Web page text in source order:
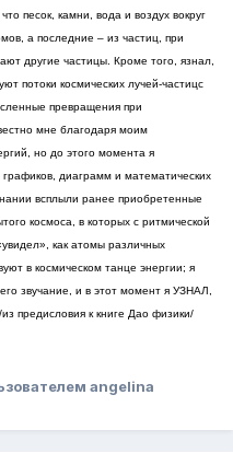
песок, камни, вода и воздух вокруг
а последние – из частиц, при
другие частицы. Кроме того, язнал,
потоки космических лучей‑частицс
превращения при
мне благодаря моим
но до этого момента я
диаграмм и математических
всплыли ранее приобретенные
космоса, в которых с ритмической
как атомы различных
в космическом танце энергии; я
звучание, и в этот момент я УЗНАЛ,
предисловия к книге Дао физики/
angelina